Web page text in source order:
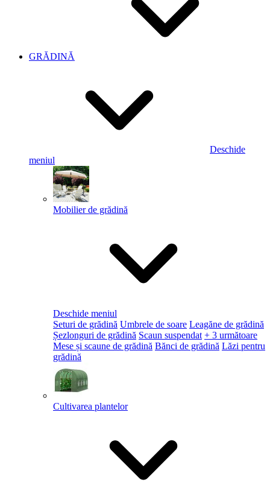
GRĂDINĂ
Deschide
meniul
Mobilier de grădină
Deschide meniul
Seturi de grădină Umbrele de soare Leagăne de grădină
Șezlonguri de grădină Scaun suspendat + 3 următoare
Mese și scaune de grădină Bănci de grădină Lăzi pentru
grădină
Cultivarea plantelor